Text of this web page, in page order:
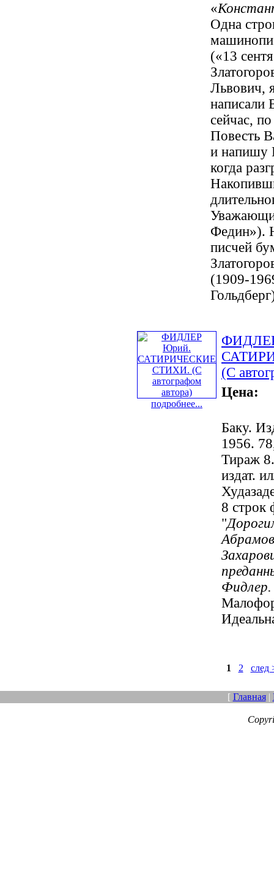
«
Одна
(«13
Львович,
написали
сейчас,
Повесть
и напишу
когда
Федин»).
писчей
(1909-
подробнее...
(С
Цена:
Баку.
1956.
Тираж
издат.
8 строк
"
Фидлер.
1 2 след
[ Главная|